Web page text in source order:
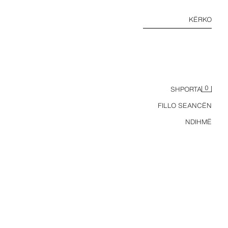
KËRKO
SHPORTA 0
FILLO SEANCËN
NDIHMË